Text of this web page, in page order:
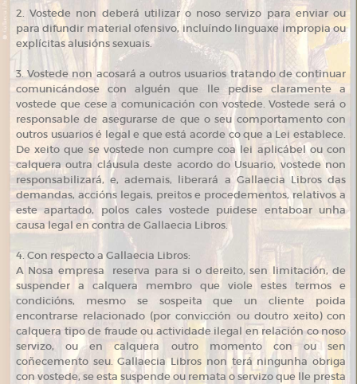
2. Vostede non deberá utilizar o noso servizo para enviar ou
para difundir material ofensivo, incluíndo linguaxe impropia ou
explícitas alusións sexuais.
3. Vostede non acosará a outros usuarios tratando de continuar
comunicándose con alguén que lle pedise claramente a
vostede que cese a comunicación con vostede. Vostede será o
responsable de asegurarse de que o seu comportamento con
outros usuarios é legal e que está acorde co que a Lei establece.
De xeito que se vostede non cumpre coa lei aplicábel ou con
calquera outra cláusula deste acordo do Usuario, vostede non
responsabilizará, e, ademais, liberará a Gallaecia Libros das
demandas, accións legais, preitos e procedementos, relativos a
este apartado, polos cales vostede puidese entaboar unha
causa legal en contra de Gallaecia Libros.
4. Con respecto a Gallaecia Libros:
A Nosa empresa reserva para si o dereito, sen limitación, de
suspender a calquera membro que viole estes termos e
condicións, mesmo se sospeita que un cliente poida
encontrarse relacionado (por convicción ou doutro xeito) con
calquera tipo de fraude ou actividade ilegal en relación co noso
servizo, ou en calquera outro momento con ou sen
coñecemento seu. Gallaecia Libros non terá ningunha obriga
con vostede, se esta suspende ou remata o servizo que lle presta